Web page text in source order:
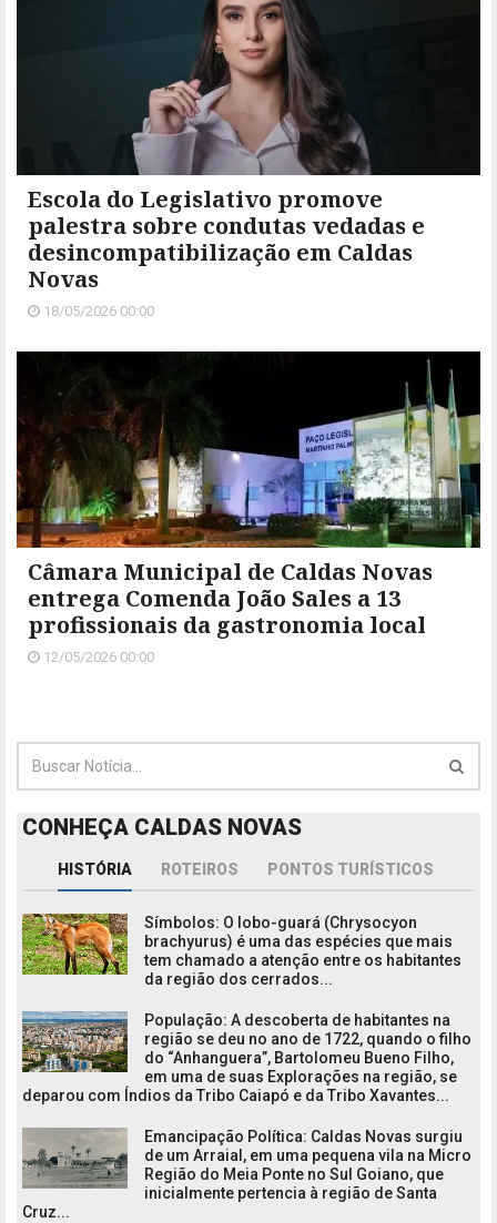
Escola do Legislativo promove
palestra sobre condutas vedadas e
desincompatibilização em Caldas
Novas
18/05/2026 00:00
Câmara Municipal de Caldas Novas
entrega Comenda João Sales a 13
profissionais da gastronomia local
12/05/2026 00:00
CONHEÇA CALDAS NOVAS
HISTÓRIA ROTEIROS PONTOS TURÍSTICOS
Símbolos: O lobo-guará (Chrysocyon
brachyurus) é uma das espécies que mais
tem chamado a atenção entre os habitantes
da região dos cerrados...
População: A descoberta de habitantes na
região se deu no ano de 1722, quando o filho
do “Anhanguera”, Bartolomeu Bueno Filho,
em uma de suas Explorações na região, se
deparou com Índios da Tribo Caiapó e da Tribo Xavantes...
Emancipação Política: Caldas Novas surgiu
de um Arraial, em uma pequena vila na Micro
Região do Meia Ponte no Sul Goiano, que
inicialmente pertencia à região de Santa
Cruz...